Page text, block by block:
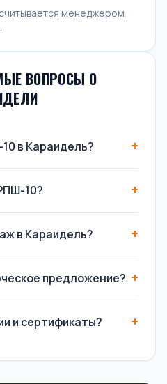
менеджером
ВОПРОСЫ О
в Караидель?
10?
в Караидель?
предложение?
и сертификаты?